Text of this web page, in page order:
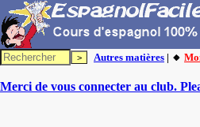
Autres matières | 🔸
Merci de vous connecter au club.